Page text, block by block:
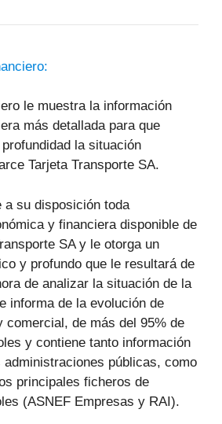
le muestra la información
más detallada para que
la situación
Tarjeta Transporte SA.
a su disposición toda
y financiera disponible de
SA y le otorga un
y profundo que le resultará de
de analizar la situación de la
informa de la evolución de
comercial, de más del 95% de
y contiene tanto información
administraciones públicas, como
principales ficheros de
(ASNEF Empresas y RAI).